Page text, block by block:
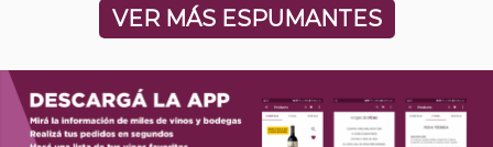
VER MÁS ESPUMANTES